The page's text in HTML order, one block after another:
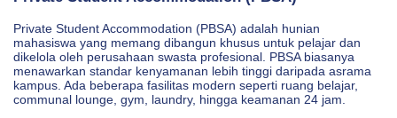
Private Student Accommodation (PBSA) adalah hunian
mahasiswa yang memang dibangun khusus untuk pelajar dan
dikelola oleh perusahaan swasta profesional. PBSA biasanya
menawarkan standar kenyamanan lebih tinggi daripada asrama
kampus. Ada beberapa fasilitas modern seperti ruang belajar,
communal lounge, gym, laundry, hingga keamanan 24 jam.